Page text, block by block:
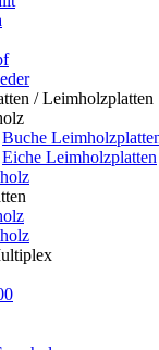
/ Leimholzplatten
Buche
Eiche Leimholzplatten